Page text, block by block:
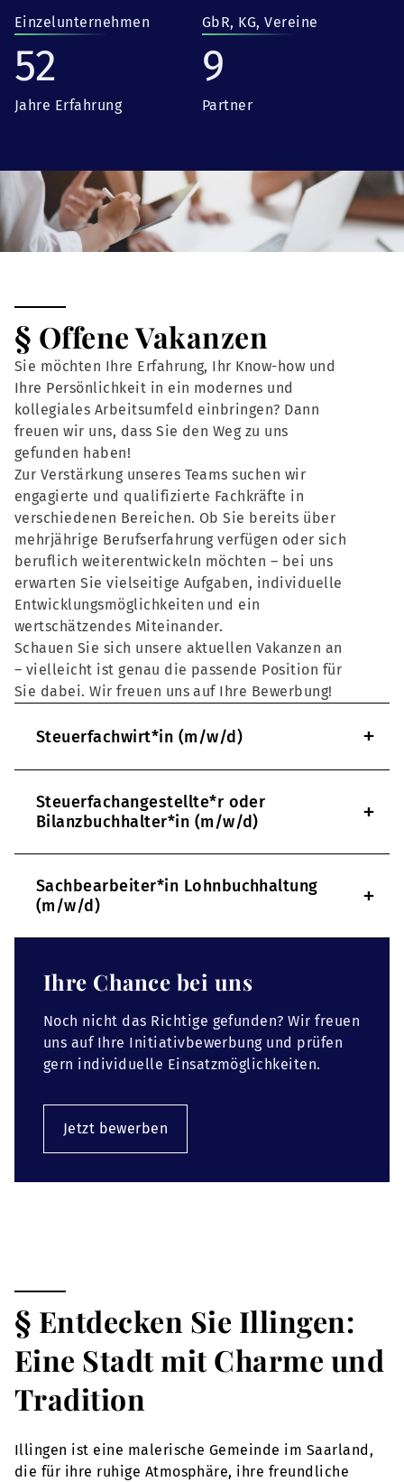
Einzelunternehmen GbR, KG, Vereine
52
Jahre Erfahrung
9
Partner
§ Offene Vakanzen
Sie möchten Ihre Erfahrung, Ihr Know-how und
Ihre Persönlichkeit in ein modernes und
kollegiales Arbeitsumfeld einbringen? Dann
freuen wir uns, dass Sie den Weg zu uns
gefunden haben!
Zur Verstärkung unseres Teams suchen wir
engagierte und qualifizierte Fachkräfte in
verschiedenen Bereichen. Ob Sie bereits über
mehrjährige Berufserfahrung verfügen oder sich
beruflich weiterentwickeln möchten – bei uns
erwarten Sie vielseitige Aufgaben, individuelle
Entwicklungsmöglichkeiten und ein
wertschätzendes Miteinander.
Schauen Sie sich unsere aktuellen Vakanzen an
– vielleicht ist genau die passende Position für
Sie dabei. Wir freuen uns auf Ihre Bewerbung!
Steuerfachwirt*in (m/w/d) +
Steuerfachangestellte*r oder
Bilanzbuchhalter*in (m/w/d)
+
Sachbearbeiter*in Lohnbuchhaltung
(m/w/d)
+
Ihre Chance bei uns
Noch nicht das Richtige gefunden? Wir freuen
uns auf Ihre Initiativbewerbung und prüfen
gern individuelle Einsatzmöglichkeiten.
Jetzt bewerben
§ Entdecken Sie Illingen:
Eine Stadt mit Charme und
Tradition
Illingen ist eine malerische Gemeinde im Saarland,
die für ihre ruhige Atmosphäre, ihre freundliche